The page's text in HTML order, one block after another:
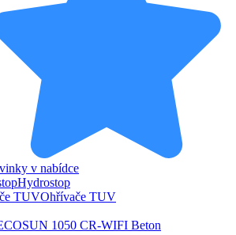
v nabídce
Hydrostop
Ohřívače TUV